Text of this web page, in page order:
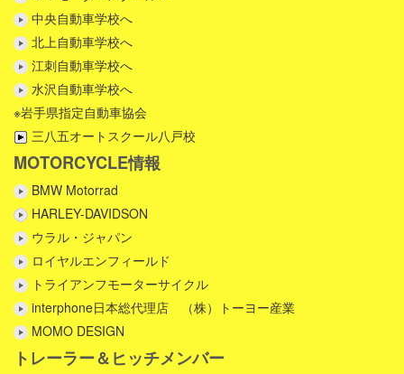
中央自動車学校へ
北上自動車学校へ
江刺自動車学校へ
水沢自動車学校へ
※岩手県指定自動車協会
三八五オートスクール八戸校
MOTORCYCLE情報
BMW Motorrad
HARLEY-DAVIDSON
ウラル・ジャパン
ロイヤルエンフィールド
トライアンフモーターサイクル
interphone日本総代理店 （株）トーヨー産業
MOMO DESIGN
トレーラー＆ヒッチメンバー